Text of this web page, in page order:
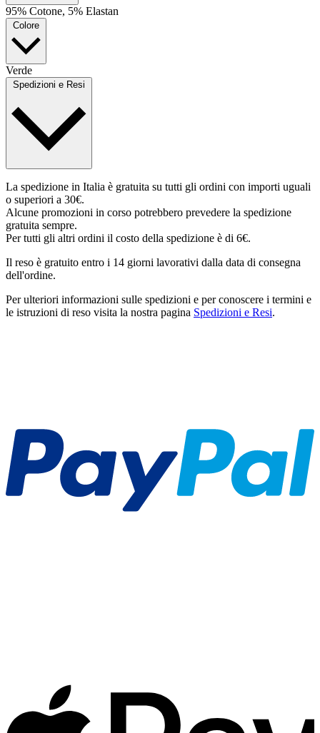
95% Cotone, 5% Elastan
Colore
Verde
Spedizioni e Resi
La spedizione in Italia è gratuita su tutti gli ordini con importi uguali
o superiori a 30€.
Alcune promozioni in corso potrebbero prevedere la spedizione
gratuita sempre.
Per tutti gli altri ordini il costo della spedizione è di 6€.
Il reso è gratuito entro i 14 giorni lavorativi dalla data di consegna
dell'ordine.
Per ulteriori informazioni sulle spedizioni e per conoscere i termini e
le istruzioni di reso visita la nostra pagina Spedizioni e Resi.